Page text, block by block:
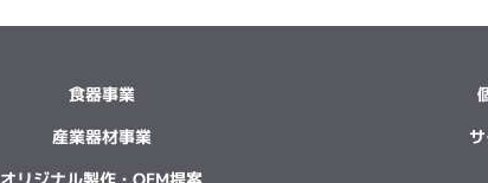
食器事業
産業器材事業
オリジナル製作・OEM提案